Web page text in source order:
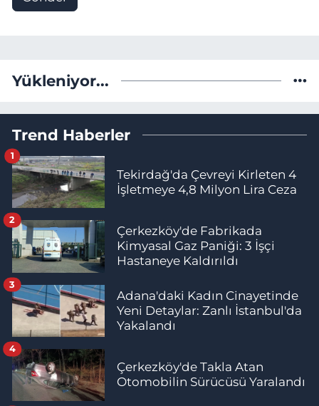
Yükleniyor...
Trend Haberler
Tekirdağ'da Çevreyi Kirleten 4
İşletmeye 4,8 Milyon Lira Ceza
1
Çerkezköy'de Fabrikada
Kimyasal Gaz Paniği: 3 İşçi
Hastaneye Kaldırıldı
2
Adana'daki Kadın Cinayetinde
Yeni Detaylar: Zanlı İstanbul'da
Yakalandı
3
Çerkezköy'de Takla Atan
Otomobilin Sürücüsü Yaralandı
4